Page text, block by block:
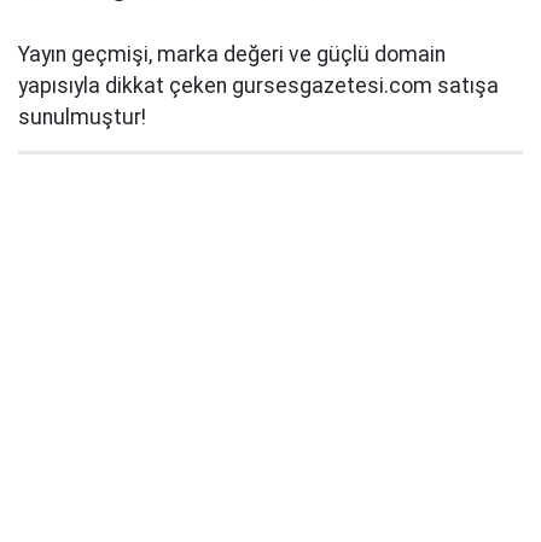
Yayın geçmişi, marka değeri ve güçlü domain
yapısıyla dikkat çeken gursesgazetesi.com satışa
sunulmuştur!